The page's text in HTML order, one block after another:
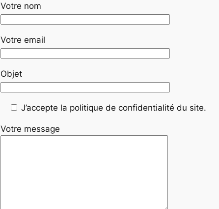
Votre nom
Votre email
Objet
J’accepte la politique de confidentialité du site.
Votre message